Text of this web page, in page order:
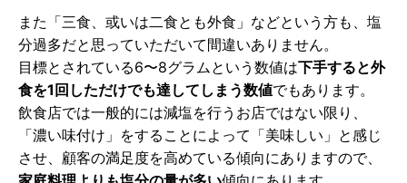
また「三食、或いは二食とも外食」などという方も、塩
分過多だと思っていただいて間違いありません。
目標とされている6〜8グラムという数値は下手すると外
食を1回しただけでも達してしまう数値でもあります。
飲食店では一般的には減塩を行うお店ではない限り、
「濃い味付け」をすることによって「美味しい」と感じ
させ、顧客の満足度を高めている傾向にありますので、